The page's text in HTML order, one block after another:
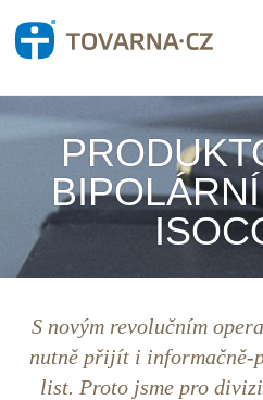
S novým revolučním
nutně přijít i informačně-
list. Proto jsme pro